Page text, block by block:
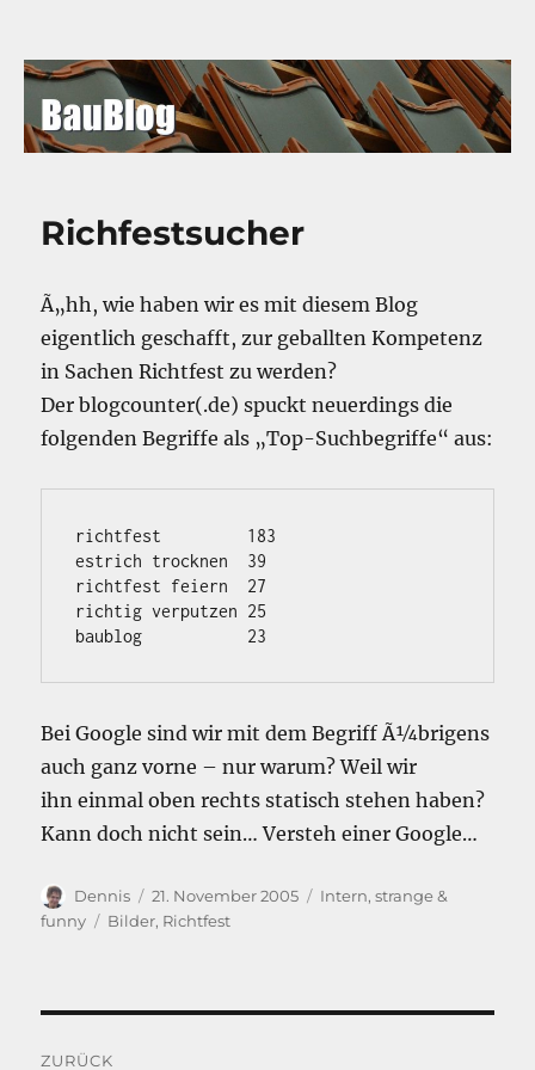
BauBlog
Richfestsucher
Ã„hh, wie haben wir es mit diesem Blog
eigentlich geschafft, zur geballten Kompetenz
in Sachen Richtfest zu werden?
Der blogcounter(.de) spuckt neuerdings die
folgenden Begriffe als „Top-Suchbegriffe“ aus:
richtfest         183
estrich trocknen  39
richtfest feiern  27
richtig verputzen 25
Bei Google sind wir mit dem Begriff Ã¼brigens
auch ganz vorne – nur warum? Weil wir
ihn einmal oben rechts statisch stehen haben?
Kann doch nicht sein… Versteh einer Google…
Autor
Dennis
Veröffentlicht
am
21. November 2005 Kategorien
Intern,strange &
funny
Schlagwörter
Bilder, Richtfest
ZURÜCK